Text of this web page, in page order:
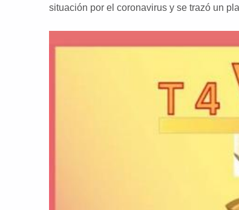
situación por el coronavirus y se trazó un